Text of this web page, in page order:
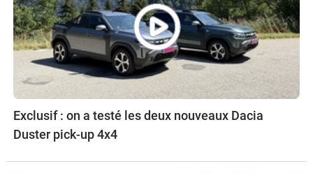
Exclusif : on a testé les deux nouveaux Dacia
Duster pick-up 4x4